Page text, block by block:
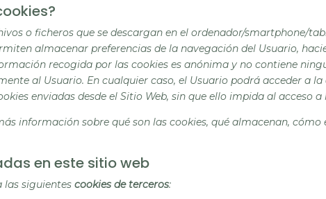
o ficheros que se descargan en el ordenador/smartphone/
almacenar preferencias de la navegación del Usuario,
recogida por las cookies es anónima y no contiene
al Usuario. En cualquier caso, el Usuario podrá acceder a
enviadas desde el Sitio Web, sin que ello impida al acceso a
información sobre qué son lascookies, qué almacenan,
en este sitio web
las siguientescookies de terceros: